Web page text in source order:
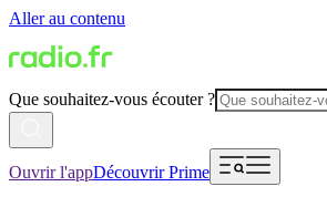
Aller au contenu
Que souhaitez-vous écouter ?
Ouvrir l'appDécouvrir Prime